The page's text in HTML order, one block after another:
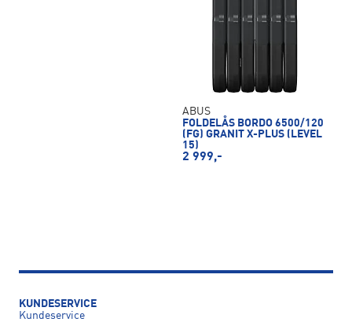
ABUS
FOLDELÅS BORDO 6500/120
(FG) GRANIT X-PLUS (LEVEL
15)
2 999,-
KUNDESERVICE
Kundeservice